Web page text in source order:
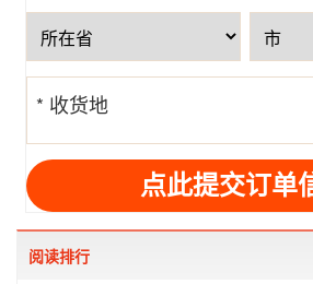
号
* 收货地
址
阅读排行